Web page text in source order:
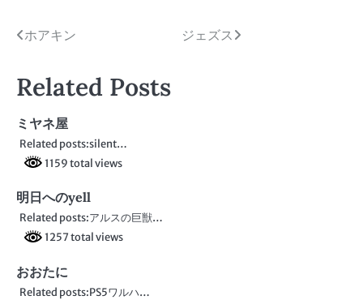
投
ナ
ビ
ゲ
ー
シ
ョ
ン
ホアキン ジェズス
Related Posts
ミヤネ屋
Related posts:silent…
1159 total views
明日へのyell
Related posts:アルスの巨獣…
1257 total views
おおたに
Related posts:PS5ワルハ…